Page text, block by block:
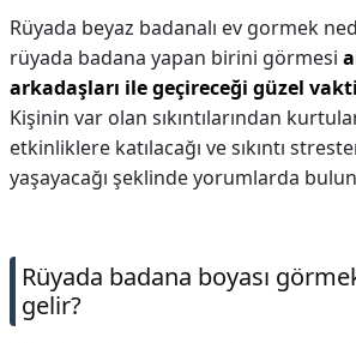
Rüyada beyaz badanalı ev gormek
rüyada badana yapan birini görmesi
arkadaşları ile geçireceği güzel
Kişinin var olan sıkıntılarından
etkinliklere katılacağı ve sıkıntı
yaşayacağı şeklinde yorumlarda
Rüyada badana boyası
gelir?